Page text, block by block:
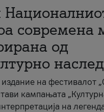
современа
од
на фестивалот
кампањата
на